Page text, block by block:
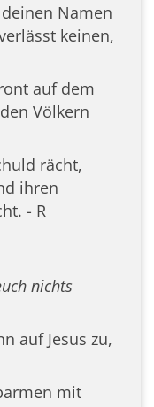
Namen
keinen,
auf dem
Völkern
rächt,
ihren
- R
nichts
auf Jesus zu,
mit